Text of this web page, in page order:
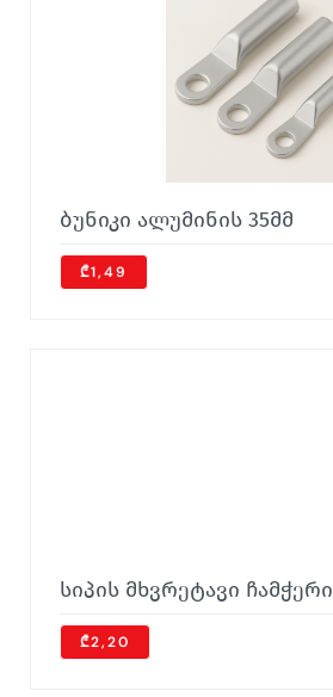
ბუნიკი ალუმინის 35მმ
₾1,49
სიპის მხვრეტავი ჩამჭერი
₾2,20